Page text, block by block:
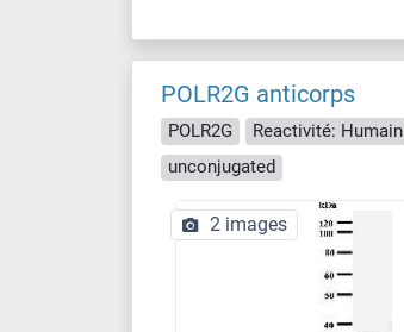
POLR2G anticorps
POLR2G Reactivité: Humain
unconjugated
2 images